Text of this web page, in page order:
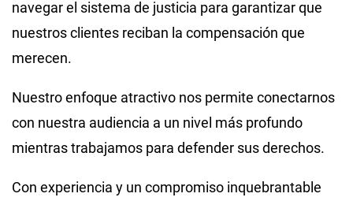
navegar el sistema de justicia para garantizar que
nuestros clientes reciban la compensación que
merecen.
Nuestro enfoque atractivo nos permite conectarnos
con nuestra audiencia a un nivel más profundo
mientras trabajamos para defender sus derechos.
Con experiencia y un compromiso inquebrantable